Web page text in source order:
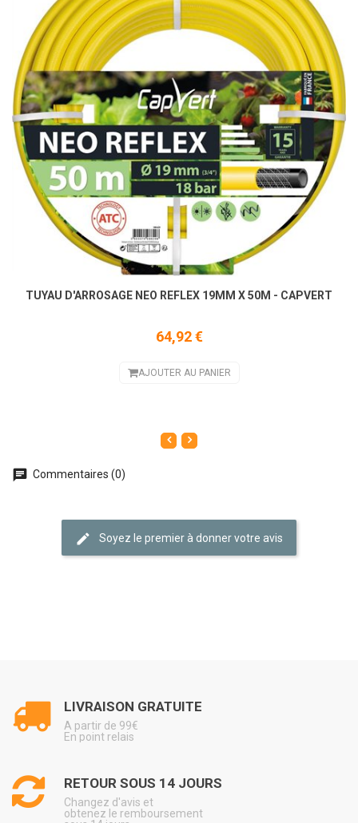
TUYAU D'ARROSAGE NEO REFLEX 19MM X 50M - CAPVERT
64,92 €
AJOUTER AU PANIER
Commentaires (0)
Soyez le premier à donner votre avis
LIVRAISON GRATUITE
A partir de 99€
En point relais
RETOUR SOUS 14 JOURS
Changez d'avis et
obtenez le remboursement